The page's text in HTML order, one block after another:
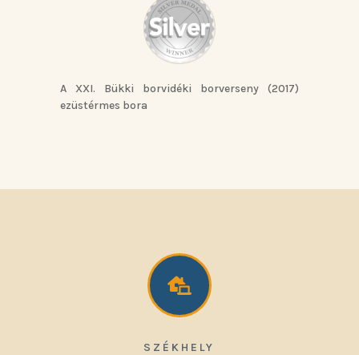
A XXI. Bükki borvidéki borverseny (2017)
ezüstérmes bora

SZÉKHELY